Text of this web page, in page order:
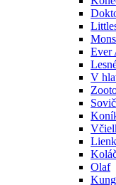
Ever
V
Olaf